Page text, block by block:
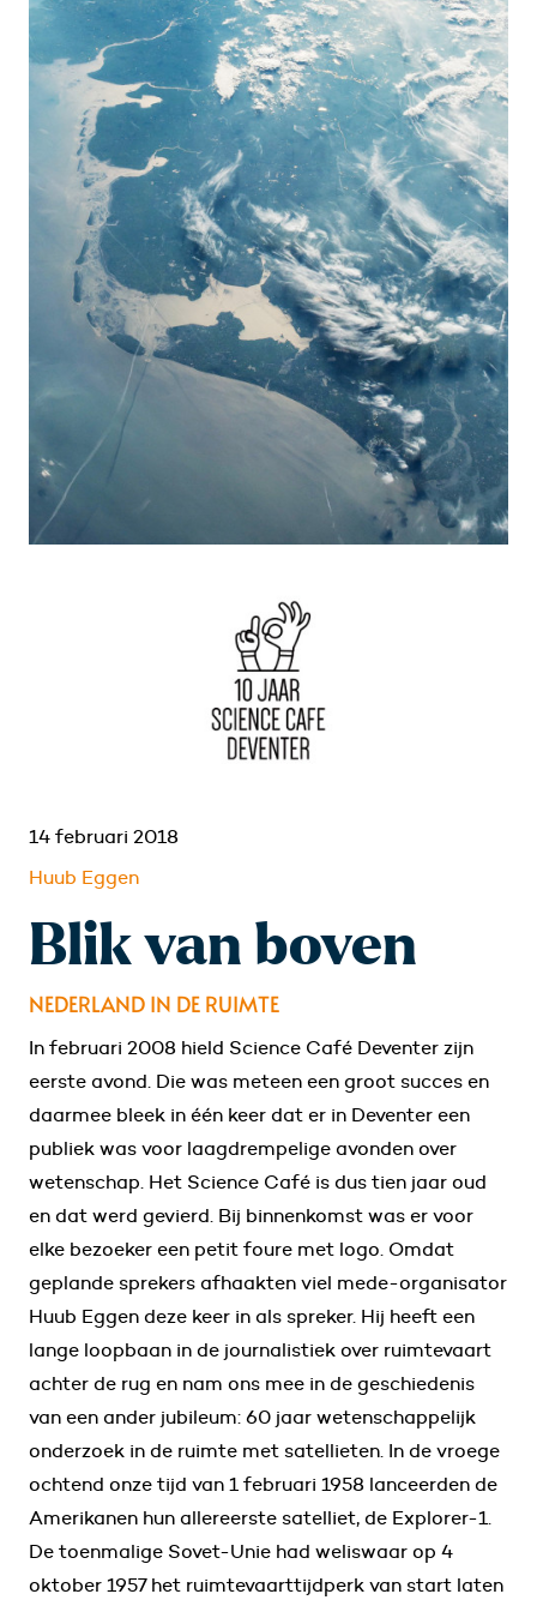
14 februari 2018
Huub Eggen
Blik van boven
NEDERLAND IN DE RUIMTE
In februari 2008 hield Science Café Deventer zijn
eerste avond. Die was meteen een groot succes en
daarmee bleek in één keer dat er in Deventer een
publiek was voor laagdrempelige avonden over
wetenschap. Het Science Café is dus tien jaar oud
en dat werd gevierd. Bij binnenkomst was er voor
elke bezoeker een petit foure met logo. Omdat
geplande sprekers afhaakten viel mede-organisator
Huub Eggen deze keer in als spreker. Hij heeft een
lange loopbaan in de journalistiek over ruimtevaart
achter de rug en nam ons mee in de geschiedenis
van een ander jubileum: 60 jaar wetenschappelijk
onderzoek in de ruimte met satellieten. In de vroege
ochtend onze tijd van 1 februari 1958 lanceerden de
Amerikanen hun allereerste satelliet, de Explorer-1.
De toenmalige Sovet-Unie had weliswaar op 4
oktober 1957 het ruimtevaarttijdperk van start laten